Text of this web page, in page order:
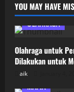
YOU MAY HAVE
OLAHRAGA
Olahraga untuk
Dilakukan untuk
aik
MAFIA